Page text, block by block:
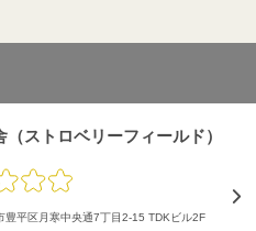
ストロベリーフィールド）
豊平区月寒中央通7丁目2-15 TDKビル2F